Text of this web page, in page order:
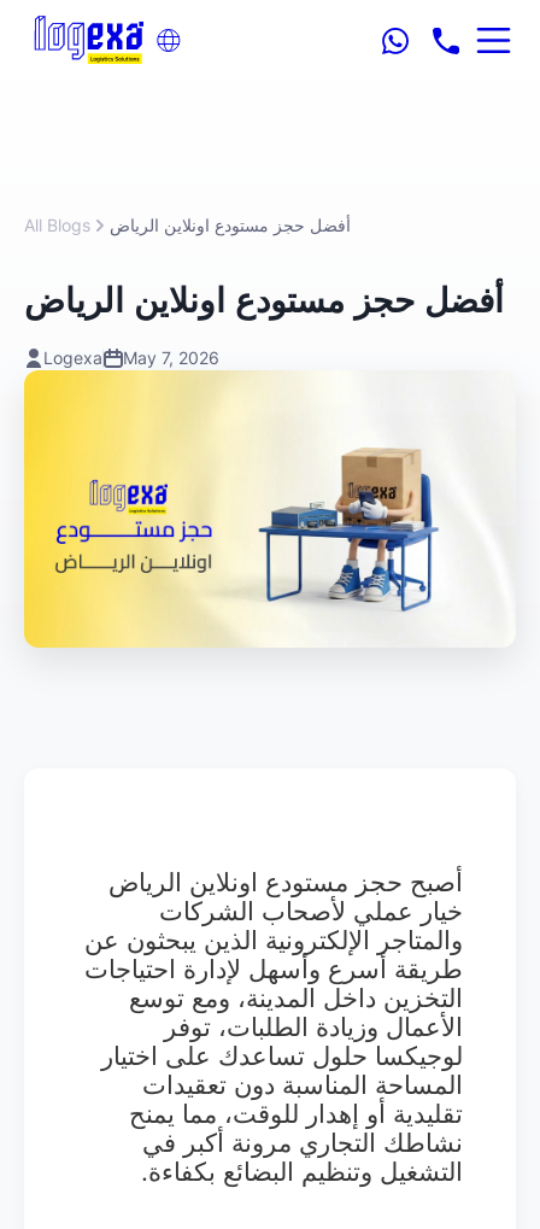
All Blogs أفضل حجز مستودع اونلاين الرياض
أفضل حجز مستودع اونلاين الرياض
Logexa May 7, 2026
أصبح حجز مستودع اونلاين الرياض
خيار عملي لأصحاب الشركات
والمتاجر الإلكترونية الذين يبحثون عن
طريقة أسرع وأسهل لإدارة احتياجات
التخزين داخل المدينة، ومع توسع
الأعمال وزيادة الطلبات، توفر
لوجيكسا حلول تساعدك على اختيار
المساحة المناسبة دون تعقيدات
تقليدية أو إهدار للوقت، مما يمنح
نشاطك التجاري مرونة أكبر في
التشغيل وتنظيم البضائع بكفاءة.